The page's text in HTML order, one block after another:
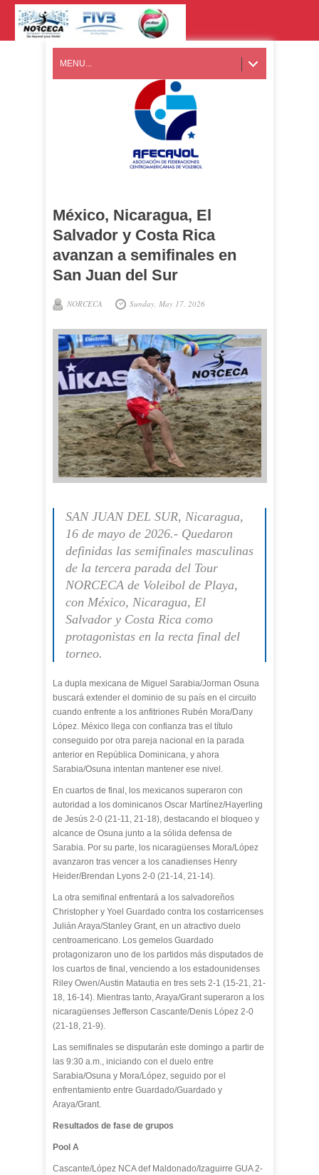
MENU...
México, Nicaragua, El
Salvador y Costa Rica
avanzan a semifinales en
San Juan del Sur
NORCECA Sunday, May 17, 2026
SAN JUAN DEL SUR, Nicaragua,
16 de mayo de 2026.- Quedaron
definidas las semifinales masculinas
de la tercera parada del Tour
NORCECA de Voleibol de Playa,
con México, Nicaragua, El
Salvador y Costa Rica como
protagonistas en la recta final del
torneo.
La dupla mexicana de Miguel Sarabia/Jorman Osuna
buscará extender el dominio de su país en el circuito
cuando enfrente a los anfitriones Rubén Mora/Dany
López. México llega con confianza tras el título
conseguido por otra pareja nacional en la parada
anterior en República Dominicana, y ahora
Sarabia/Osuna intentan mantener ese nivel.
En cuartos de final, los mexicanos superaron con
autoridad a los dominicanos Oscar Martínez/Hayerling
de Jesús 2-0 (21-11, 21-18), destacando el bloqueo y
alcance de Osuna junto a la sólida defensa de
Sarabia. Por su parte, los nicaragüenses Mora/López
avanzaron tras vencer a los canadienses Henry
Heider/Brendan Lyons 2-0 (21-14, 21-14).
La otra semifinal enfrentará a los salvadoreños
Christopher y Yoel Guardado contra los costarricenses
Julián Araya/Stanley Grant, en un atractivo duelo
centroamericano. Los gemelos Guardado
protagonizaron uno de los partidos más disputados de
los cuartos de final, venciendo a los estadounidenses
Riley Owen/Austin Matautia en tres sets 2-1 (15-21, 21-
18, 16-14). Mientras tanto, Araya/Grant superaron a los
nicaragüenses Jefferson Cascante/Denis López 2-0
(21-18, 21-9).
Las semifinales se disputarán este domingo a partir de
las 9:30 a.m., iniciando con el duelo entre
Sarabia/Osuna y Mora/López, seguido por el
enfrentamiento entre Guardado/Guardado y
Araya/Grant.
Resultados de fase de grupos
Pool A
Cascante/López NCA def Maldonado/Izaguirre GUA 2-